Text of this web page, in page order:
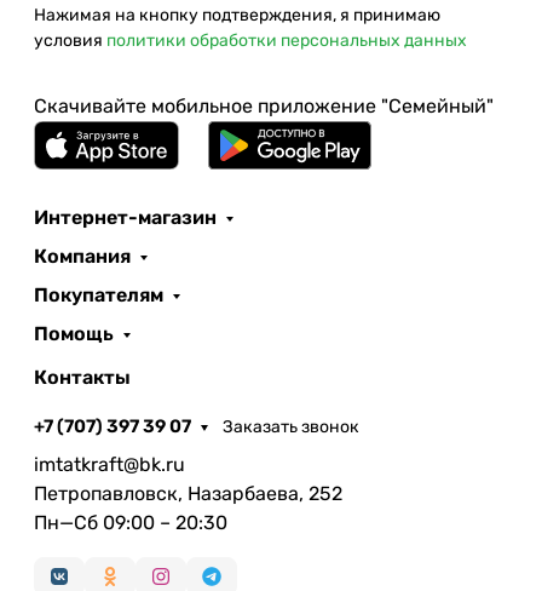
Нажимая на кнопку подтверждения, я принимаю
условия политики обработки персональных данных
Скачивайте мобильное приложение "Семейный"
Интернет-магазин
Компания
Покупателям
Помощь
Контакты
+7 (707) 397 39 07 Заказать звонок
imtatkraft@bk.ru
Петропавловск, Назарбаева, 252
Пн—Сб 09:00 – 20:30